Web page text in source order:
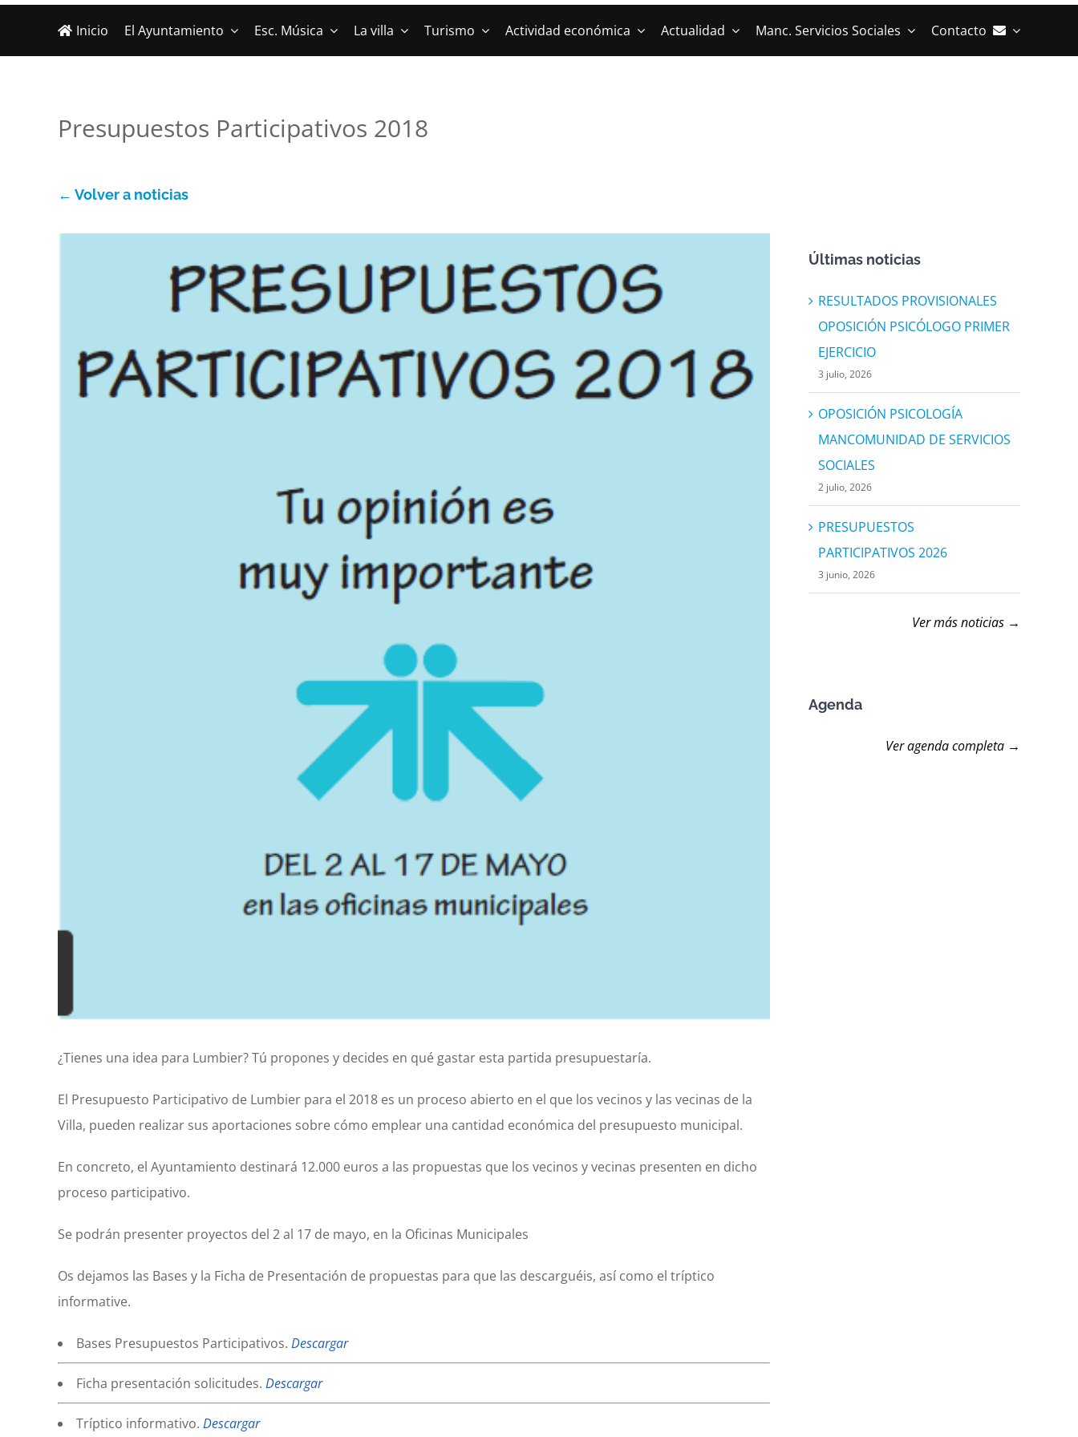
Inicio El Ayuntamiento Esc. Música La villa Turismo Actividad económica Actualidad Manc. Servicios Sociales Contacto
Presupuestos Participativos 2018
← Volver a noticias
¿Tienes una idea para Lumbier? Tú propones y decides en qué gastar esta partida presupuestaría.
El Presupuesto Participativo de Lumbier para el 2018 es un proceso abierto en el que los vecinos y las vecinas de la
Villa, pueden realizar sus aportaciones sobre cómo emplear una cantidad económica del presupuesto municipal.
En concreto, el Ayuntamiento destinará 12.000 euros a las propuestas que los vecinos y vecinas presenten en dicho
proceso participativo.
Se podrán presenter proyectos del 2 al 17 de mayo, en la Oficinas Municipales
Os dejamos las Bases y la Ficha de Presentación de propuestas para que las descarguéis, así como el tríptico
informative.
Bases Presupuestos Participativos. Descargar
Ficha presentación solicitudes. Descargar
Tríptico informativo. Descargar
Últimas noticias
RESULTADOS PROVISIONALES
OPOSICIÓN PSICÓLOGO PRIMER
EJERCICIO
3 julio, 2026
OPOSICIÓN PSICOLOGÍA
MANCOMUNIDAD DE SERVICIOS
SOCIALES
2 julio, 2026
PRESUPUESTOS
PARTICIPATIVOS 2026
3 junio, 2026
Ver más noticias →
Agenda
Ver agenda completa →